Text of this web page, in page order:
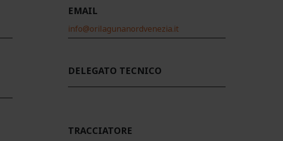
EMAIL
info@orilagunanordvenezia.it
DELEGATO TECNICO
TRACCIATORE